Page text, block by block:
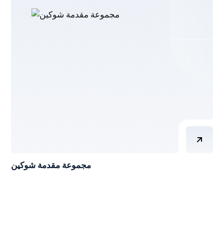
مجموعة مقدمة شوكين